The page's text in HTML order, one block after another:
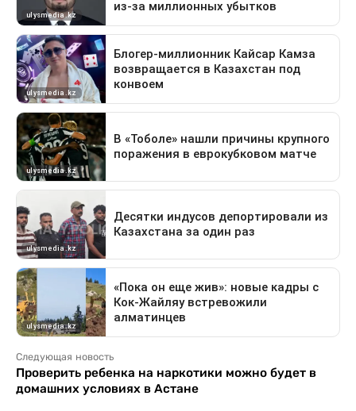
Следующая новость
Проверить ребенка на наркотики можно будет в
домашних условиях в Астане